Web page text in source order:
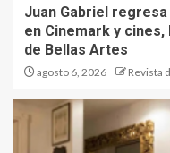
Juan Gabriel
en Cinemark y
de Bellas Artes
agosto 6, 2026 Revista